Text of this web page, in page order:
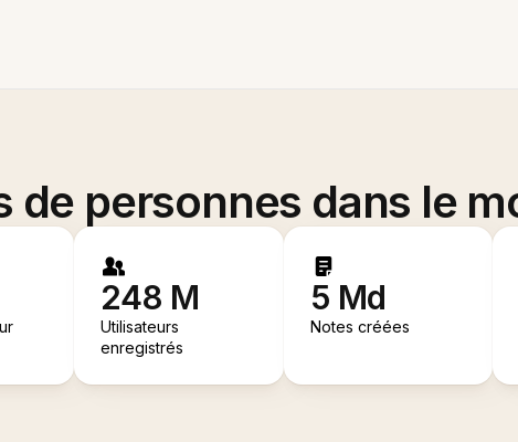
de personnes dans le
248 M
Utilisateurs
enregistrés
5 Md
Notes créées